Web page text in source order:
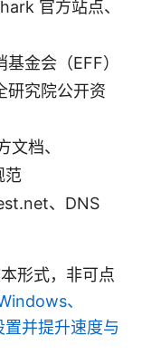
官方站点、
金会（EFF）
研究院公开资
档、
范
、DNS
形式，非可点
、
并提升速度与